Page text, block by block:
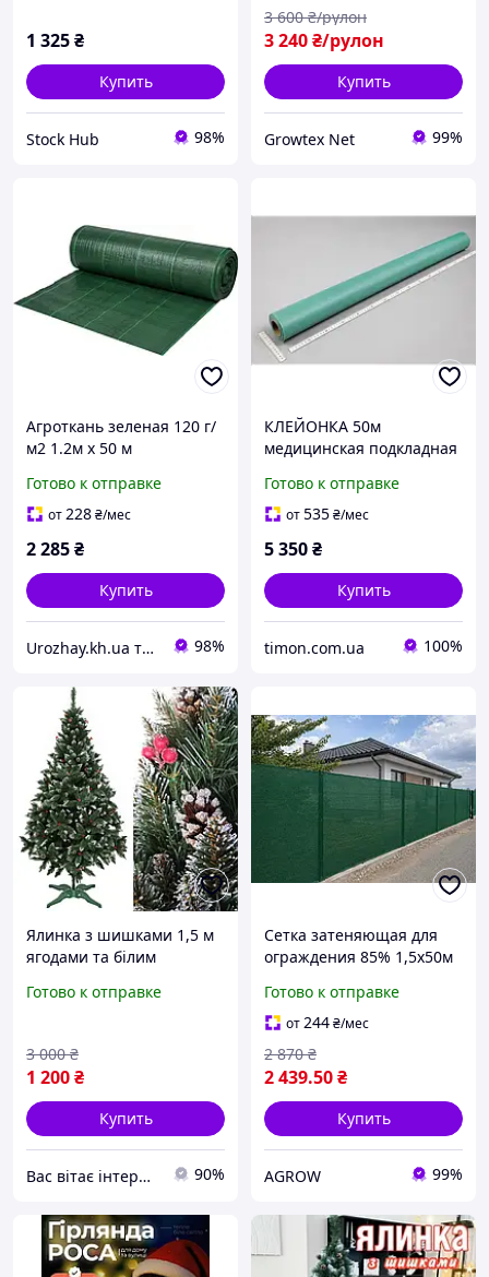
1 325₴
Купить
Stock Hub 98%
3 240₴/рулон
3 600 ₴/рулон
Купить
Growtex Net 99%
Агроткань зеленая 120 г/
м2 1.2м х 50 м
Готово к отправке
от228₴/мес
2 285₴
Купить
Urozhay.kh.ua товары для богатого урожая 98%
КЛЕЙОНКА 50м
медицинская подкладная
Готово к отправке
от535₴/мес
5 350₴
Купить
timon.com.ua 100%
Ялинка з шишками 1,5 м
ягодами та білим
шишками та червоними
Готово к отправке
1 200₴
3 000 ₴
Купить
Вас вітає інтернет магазин "Sales Spirit" 90%
Сетка затеняющая для
ограждения 85% 1,5х50м
Готово к отправке
от244₴/мес
2 439.50₴
2 870 ₴
Купить
AGROW 99%